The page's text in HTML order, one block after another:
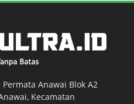
Anawai Blok A2
Kecamatan